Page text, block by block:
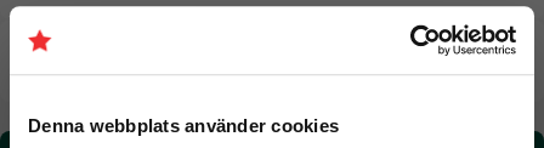
Denna webbplats använder cookies
CO₂e -avtryck